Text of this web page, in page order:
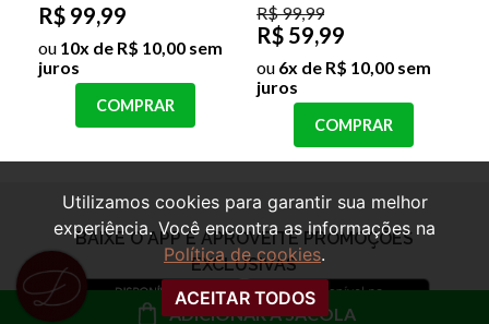
ADICIONAR À SACOLA
R$ 99,99
ou 10x de R$ 10,00 sem
juros
COMPRAR
R$ 99,99
R$ 59,99
ou 6x de R$ 10,00 sem
juros
COMPRAR
Utilizamos cookies para garantir sua melhor
experiência. Você encontra as informações na
Política de cookies.
ACEITAR TODOS